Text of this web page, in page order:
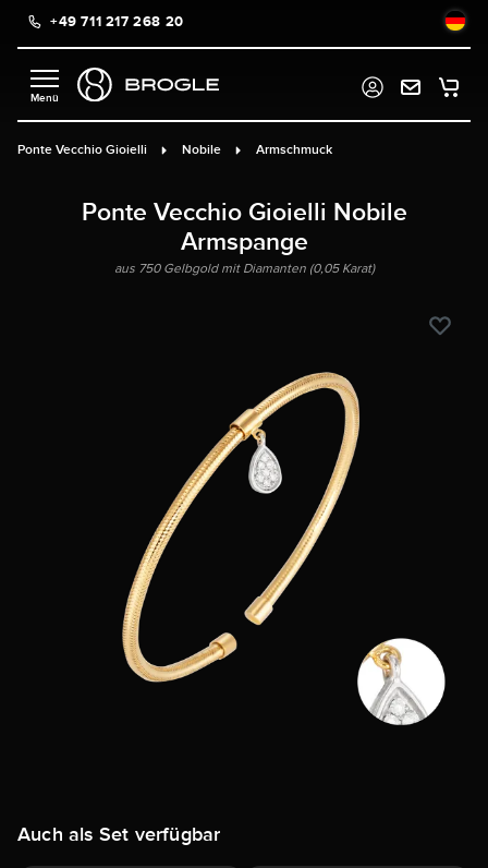
springen
+49 711 217 268 20
Ponte Vecchio Gioielli Nobile Armschmuck
Ponte Vecchio Gioielli Nobile
Armspange
aus 750 Gelbgold mit Diamanten (0,05 Karat)
Auch als Set verfügbar